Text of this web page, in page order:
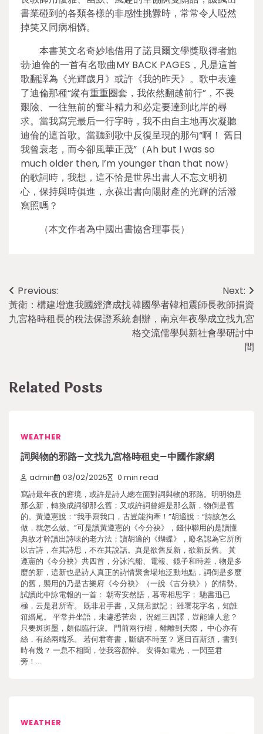
書業碰到的各類各樣的非感性挑釁時，常常令人啞然
掉笑又同病相憐。
本書英文名奇妙地借用了諾貝爾文學獎取得者鮑
勃·迪倫的一首有名歌曲MY BACK PAGES，凡是這首
歌翻譯為《光輝歲月》或許《我的昨天》。歌中表達
了迪倫那種“縱有重重圈套，我依然翻越前行”，不畏
艱險、一往無前的奮斗精力和必定要達到此岸的尋
求。當我寫完最后一行字時，我不由自主地再次凝聽
迪倫的這首歌。當聽到歌中反復呈現的那句“啊！ 舊日
我曾衰老，而今卻風華正茂”（Ah but I was so
much older then, I’m younger than that now）
的歌詞時，我想，這不恰是世界出書人不忘文明初
心，保持與時俱進，永葆出書向陽財產的光輝的活潑
寫照嗎？
（本文作者為中國出書協會理事長）
Post
navigation
Previous:
黃衛：構建增進我國經濟成找
九宮格時租長的稅法保證系統
Next:
韓國學者韓相震師長教師捐資
創辦，南京年夜學成立找九宮
格交流儒學與新社會學研討中
間
Related Posts
WEATHER
詞與物的邪路–文找九宮格時租史–中國作家網
admin 03/02/2025 0 min read
寫詩最年夜的窘境，或許是詩人總在面對詞與物的邪路。明明物是
那么新，轉換成詞卻那么舊；又或許詞曾經是那么新，物倒是舊
的。黃遵憲說：“我手寫我口，古豈能拘牽！”胡適說：“詩該怎么
做，就怎么做。”可是讀黃遵憲的《今分袂》，錢仲聯用的是讀懂
典故才幹讀出詩味的老方法；讀胡適的《蝴蝶》，廢名認為它所所
以古詩，在其詩思，不在其說話。真是欲舊反新，欲新反舊。 黃
遵憲的《今分袂》共四首，分詠汽船、電報、鏡子和時差，物是多
麼的新，這新也是詩人真正的詩情聚會場地泛動地點，詞倒是多麼
的舊，襲用的乃是古樂府《今分袂》（一說《古分袂》）的情勢。
試讀此中詠電報的一首： 朝寄安然語，暮寄相思字； 馳書迅已
極，云是君所寄。 既非君手書，又無君默記； 雖署花字名，知誰
箝緡尾。 平常并坐語，未遽悉苦衷， 況經三四譯，豈能達人意？
只要斑斑墨，頗似臨行淚。 門前兩行樹，離離到天際， 中心亦有
絲，有絲兩端系。 若何君寄書，斷續不時至？ 逐日百斯須，書到
時有幾？ 一息不相聞，使我容顏悴。 安得如電光，一閃至君
旁！…
WEATHER